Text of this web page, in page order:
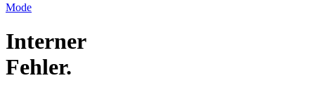
Mode
Interner
Fehler.